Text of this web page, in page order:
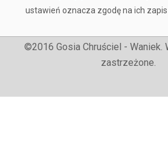
ustawień oznacza zgodę na ich
©2016 Gosia Chruściel - Waniek.
zastrzeżone.